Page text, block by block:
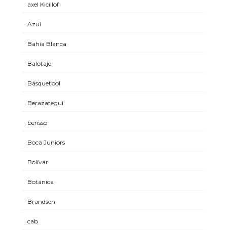
axel Kicillof
Azul
Bahía Blanca
Balotaje
Básquetbol
Berazategui
berisso
Boca Juniors
Bolívar
Botánica
Brandsen
cab